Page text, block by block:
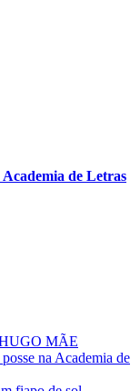
de Letras
HUGO MÃE
na Academia de